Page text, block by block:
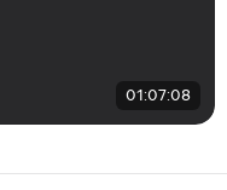
01:07:08